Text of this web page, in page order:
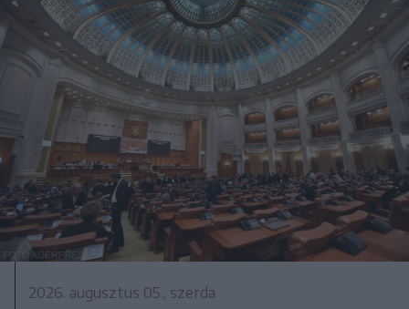
2026. augusztus 05., szerda